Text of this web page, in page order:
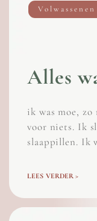
Volwassenen
Alles
ik was moe, zo
voor niets. Ik
slaappillen. Ik
LEES VERDER >